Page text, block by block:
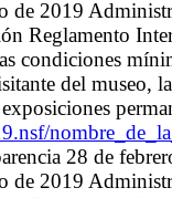
de 2019
Reglamento
condiciones
del museo,
28 de
de 2019